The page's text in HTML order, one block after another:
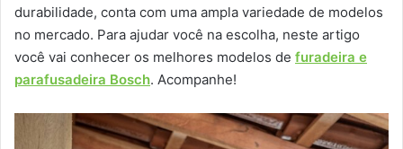
durabilidade, conta com uma ampla variedade de modelos
no mercado. Para ajudar você na escolha, neste artigo
você vai conhecer os melhores modelos de furadeira e
parafusadeira Bosch. Acompanhe!